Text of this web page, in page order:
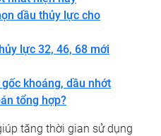
dầu thủy lực cho
lực 32, 46, 68 mới
khoáng, dầu nhớt
tổng hợp?
tăng thời gian sử dụng